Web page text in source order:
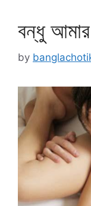
বন্ধু আমার
by